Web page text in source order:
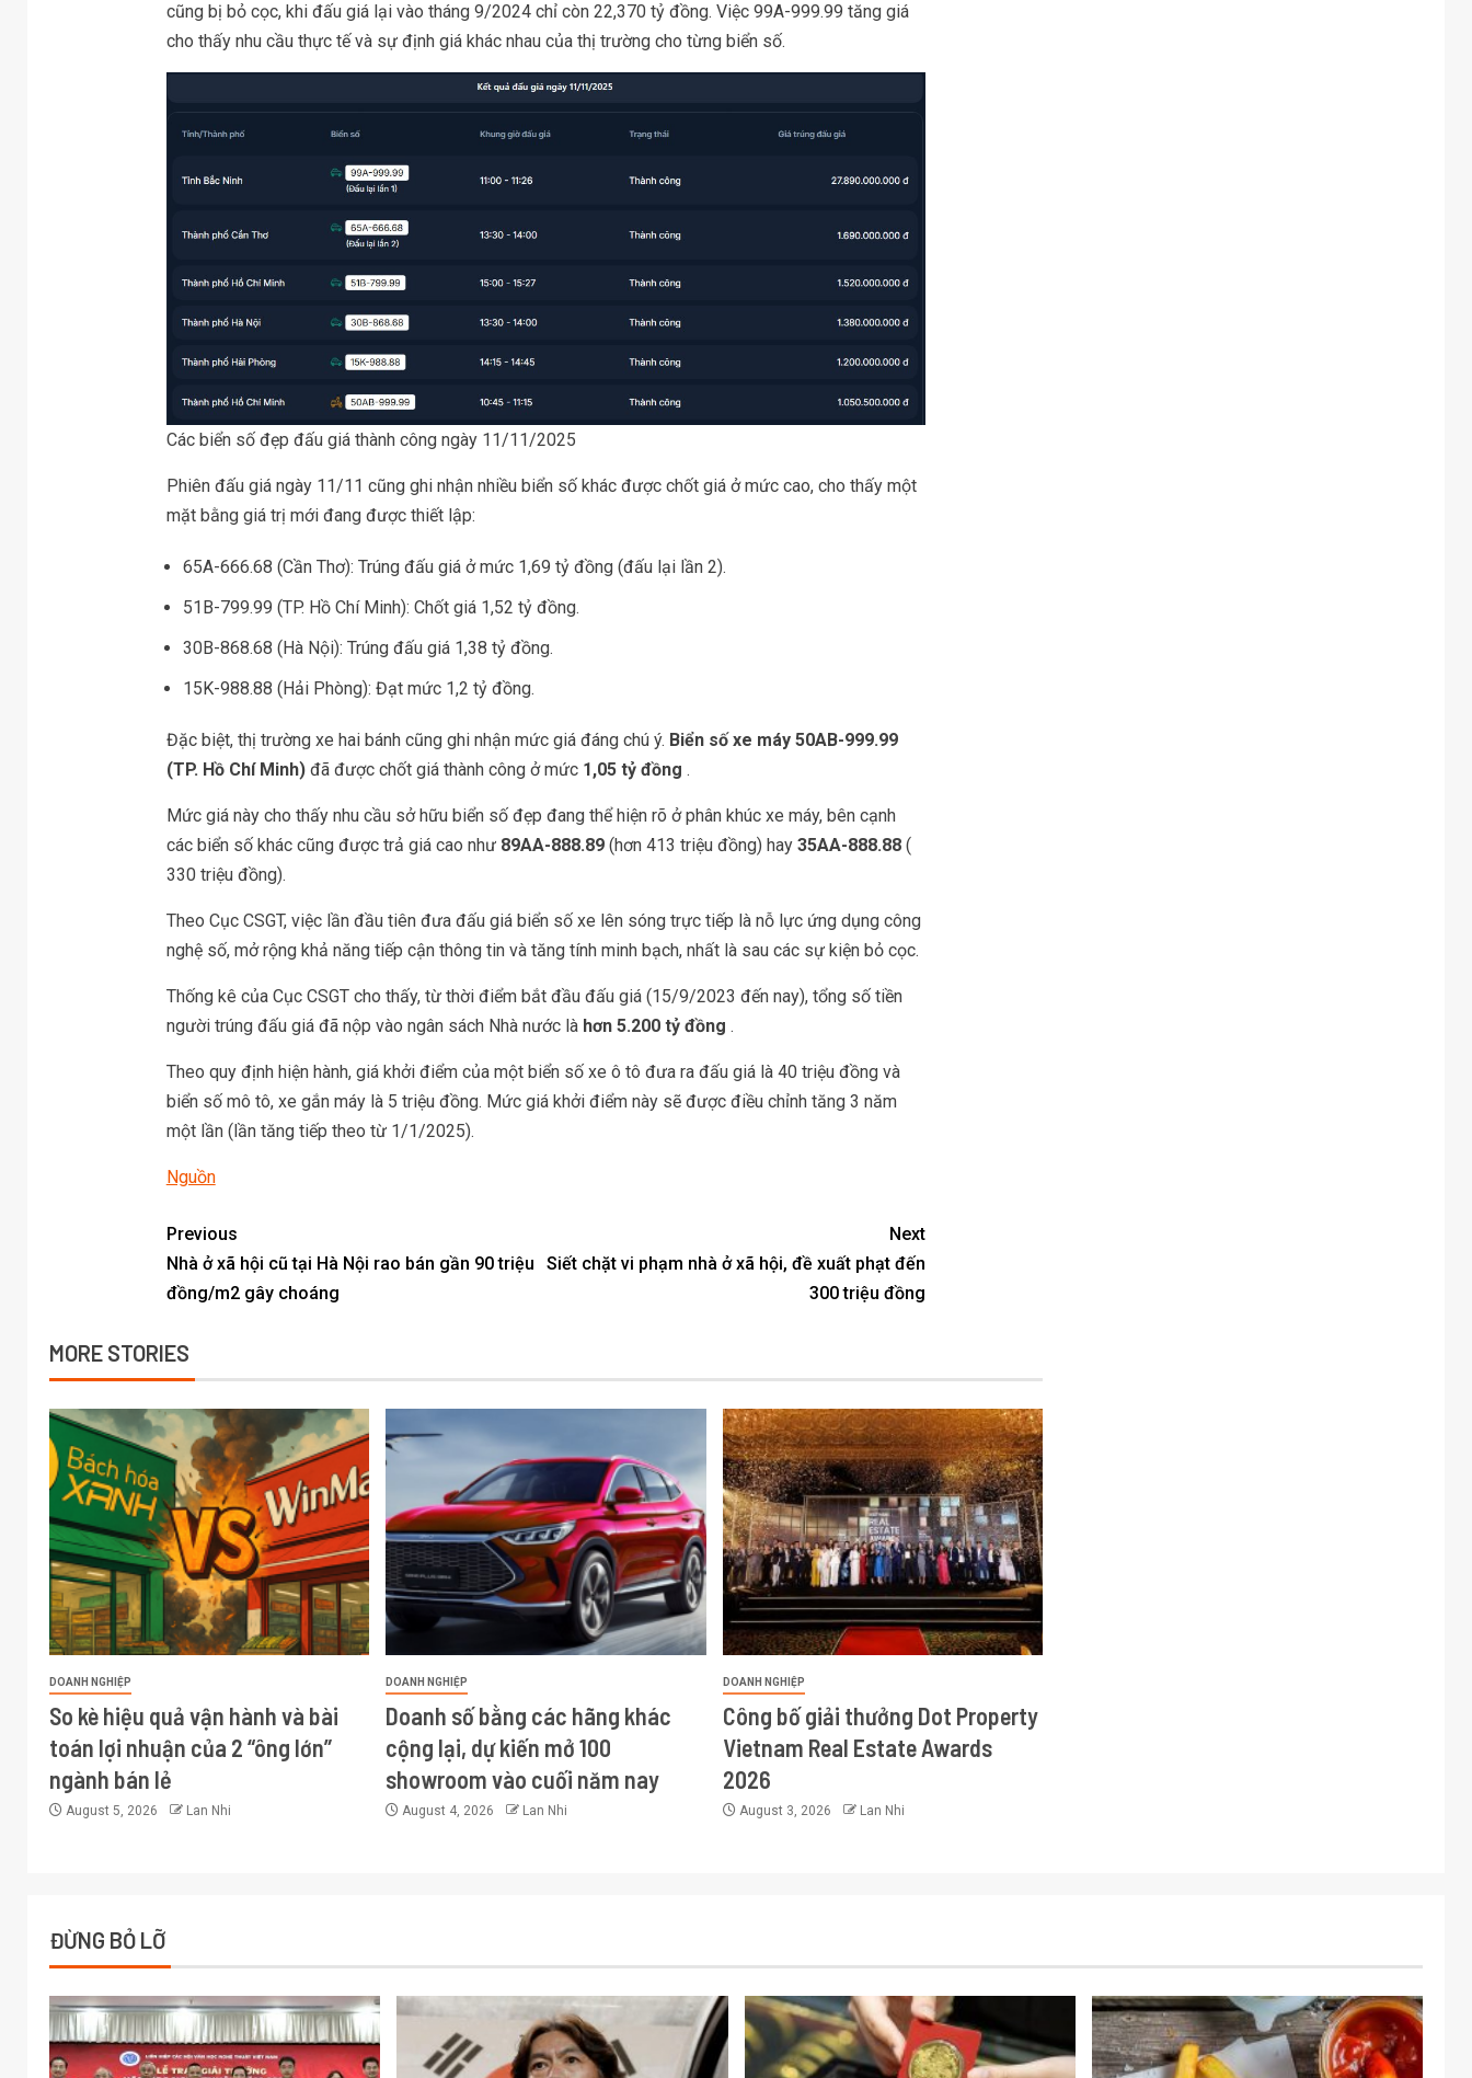
cũng bị bỏ cọc, khi đấu giá lại vào tháng 9/2024 chỉ còn 22,370 tỷ đồng. Việc 99A-999.99 tăng giá
cho thấy nhu cầu thực tế và sự định giá khác nhau của thị trường cho từng biển số.
Các biển số đẹp đấu giá thành công ngày 11/11/2025
Phiên đấu giá ngày 11/11 cũng ghi nhận nhiều biển số khác được chốt giá ở mức cao, cho thấy một
mặt bằng giá trị mới đang được thiết lập:
65A-666.68 (Cần Thơ): Trúng đấu giá ở mức 1,69 tỷ đồng (đấu lại lần 2).
51B-799.99 (TP. Hồ Chí Minh): Chốt giá 1,52 tỷ đồng.
30B-868.68 (Hà Nội): Trúng đấu giá 1,38 tỷ đồng.
15K-988.88 (Hải Phòng): Đạt mức 1,2 tỷ đồng.
Đặc biệt, thị trường xe hai bánh cũng ghi nhận mức giá đáng chú ý. Biển số xe máy 50AB-999.99
(TP. Hồ Chí Minh) đã được chốt giá thành công ở mức 1,05 tỷ đồng .
Mức giá này cho thấy nhu cầu sở hữu biển số đẹp đang thể hiện rõ ở phân khúc xe máy, bên cạnh
các biển số khác cũng được trả giá cao như 89AA-888.89 (hơn 413 triệu đồng) hay 35AA-888.88 (
330 triệu đồng).
Theo Cục CSGT, việc lần đầu tiên đưa đấu giá biển số xe lên sóng trực tiếp là nỗ lực ứng dụng công
nghệ số, mở rộng khả năng tiếp cận thông tin và tăng tính minh bạch, nhất là sau các sự kiện bỏ cọc.
Thống kê của Cục CSGT cho thấy, từ thời điểm bắt đầu đấu giá (15/9/2023 đến nay), tổng số tiền
người trúng đấu giá đã nộp vào ngân sách Nhà nước là hơn 5.200 tỷ đồng .
Theo quy định hiện hành, giá khởi điểm của một biển số xe ô tô đưa ra đấu giá là 40 triệu đồng và
biển số mô tô, xe gắn máy là 5 triệu đồng. Mức giá khởi điểm này sẽ được điều chỉnh tăng 3 năm
một lần (lần tăng tiếp theo từ 1/1/2025).
Nguồn
Previous
Nhà ở xã hội cũ tại Hà Nội rao bán gần 90 triệu
đồng/m2 gây choáng
Next
Siết chặt vi phạm nhà ở xã hội, đề xuất phạt đến
300 triệu đồng
MORE STORIES
DOANH NGHIỆP
So kè hiệu quả vận hành và bài
toán lợi nhuận của 2 “ông lớn”
ngành bán lẻ
August 5, 2026 Lan Nhi
DOANH NGHIỆP
Doanh số bằng các hãng khác
cộng lại, dự kiến mở 100
showroom vào cuối năm nay
August 4, 2026 Lan Nhi
DOANH NGHIỆP
Công bố giải thưởng Dot Property
Vietnam Real Estate Awards
2026
August 3, 2026 Lan Nhi
ĐỪNG BỎ LỠ